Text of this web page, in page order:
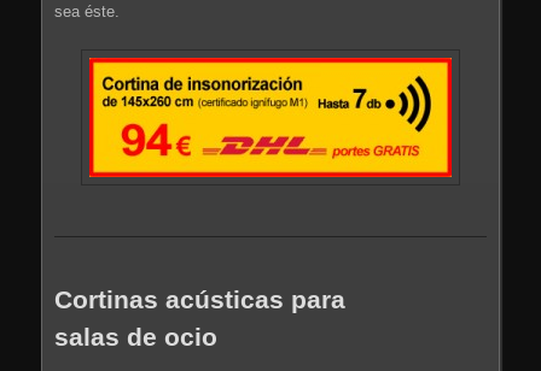
sea éste.
Cortinas acústicas para
salas de ocio